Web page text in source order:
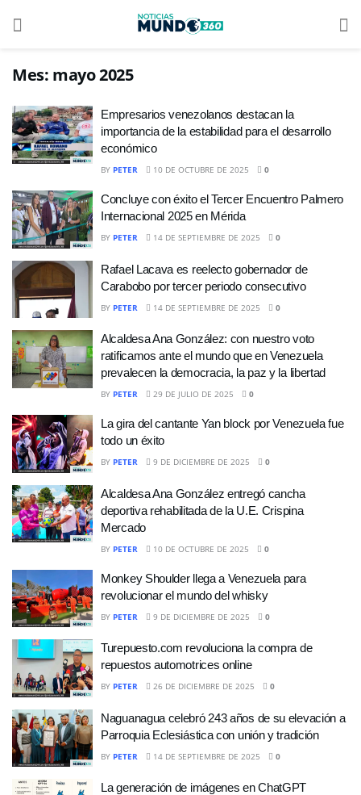
Mes: mayo 2025
Empresarios venezolanos destacan la
importancia de la estabilidad para el desarrollo
económico
BY PETER 10 DE OCTUBRE DE 2025 0
Concluye con éxito el Tercer Encuentro Palmero
Internacional 2025 en Mérida
BY PETER 14 DE SEPTIEMBRE DE 2025 0
Rafael Lacava es reelecto gobernador de
Carabobo por tercer periodo consecutivo
BY PETER 14 DE SEPTIEMBRE DE 2025 0
Alcaldesa Ana González: con nuestro voto
ratificamos ante el mundo que en Venezuela
prevalecen la democracia, la paz y la libertad
BY PETER 29 DE JULIO DE 2025 0
La gira del cantante Yan block por Venezuela fue
todo un éxito
BY PETER 9 DE DICIEMBRE DE 2025 0
Alcaldesa Ana González entregó cancha
deportiva rehabilitada de la U.E. Crispina
Mercado
BY PETER 10 DE OCTUBRE DE 2025 0
Monkey Shoulder llega a Venezuela para
revolucionar el mundo del whisky
BY PETER 9 DE DICIEMBRE DE 2025 0
Turepuesto.com revoluciona la compra de
repuestos automotrices online
BY PETER 26 DE DICIEMBRE DE 2025 0
Naguanagua celebró 243 años de su elevación a
Parroquia Eclesiástica con unión y tradición
BY PETER 14 DE SEPTIEMBRE DE 2025 0
La generación de imágenes en ChatGPT